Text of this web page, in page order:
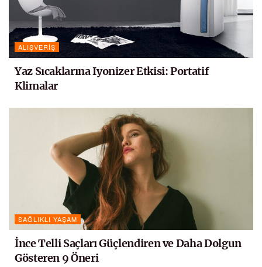
ALIŞVERIŞ
Yaz Sıcaklarına Iyonizer Etkisi: Portatif
Klimalar
SAĞLIKLI YAŞAM
İnce Telli Saçları Güçlendiren ve Daha Dolgun
Gösteren 9 Öneri